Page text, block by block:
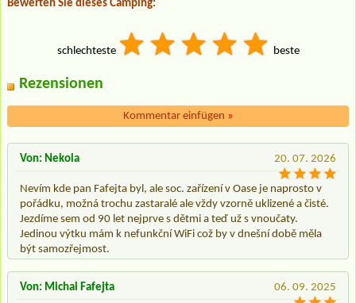
Bewerten Sie dieses Camping:
schlechteste beste
Rezensionen
Kommentar einfügen »
20. 07. 2026
Von: Nekola
Nevím kde pan Fafejta byl, ale soc. zařízení v Oase je naprosto v
pořádku, možná trochu zastaralé ale vždy vzorně uklizené a čisté.
Jezdíme sem od 90 let nejprve s dětmi a teď už s vnoučaty.
Jedinou výtku mám k nefunkční WiFi což by v dnešní době měla
být samozřejmost.
06. 09. 2025
Von: Michal Fafejta